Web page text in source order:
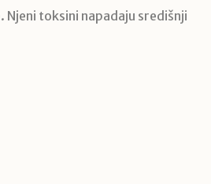
Njeni toksini napadaju središnji